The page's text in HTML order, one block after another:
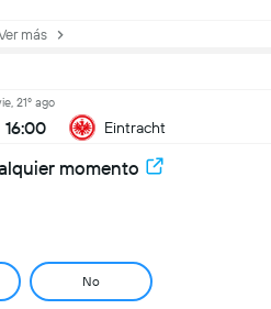
más
21º ago
16:00 Eintracht
momento
No